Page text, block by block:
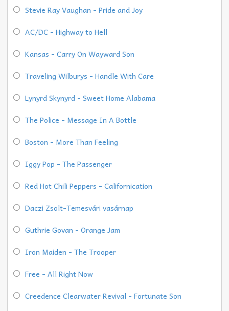
Stevie Ray Vaughan - Pride and Joy
AC/DC - Highway to Hell
Kansas - Carry On Wayward Son
Traveling Wilburys - Handle With Care
Lynyrd Skynyrd - Sweet Home Alabama
The Police - Message In A Bottle
Boston - More Than Feeling
Iggy Pop - The Passenger
Red Hot Chili Peppers - Californication
Daczi Zsolt-Temesvári vasárnap
Guthrie Govan - Orange Jam
Iron Maiden - The Trooper
Free - All Right Now
Creedence Clearwater Revival - Fortunate Son